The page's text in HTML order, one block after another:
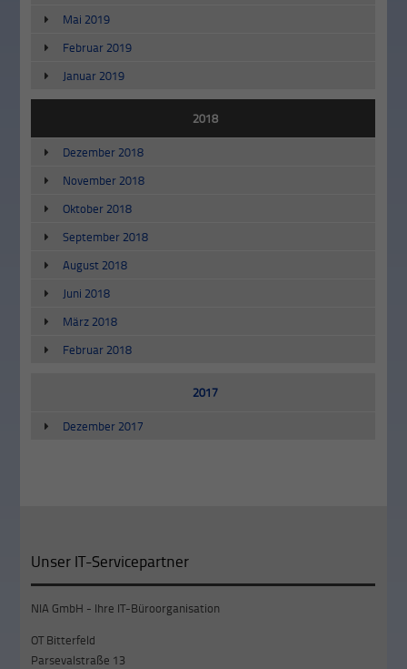
Mai 2019
Februar 2019
Januar 2019
2018
Dezember 2018
November 2018
Oktober 2018
September 2018
August 2018
Juni 2018
März 2018
Februar 2018
2017
Dezember 2017
Unser IT-Servicepartner
NIA GmbH - Ihre IT-Büroorganisation
OT Bitterfeld
Parsevalstraße 13